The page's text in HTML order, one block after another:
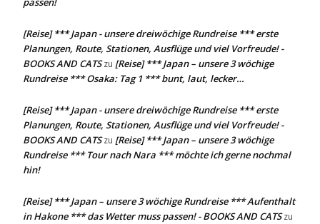
[Reise] *** Japan - unsere dreiwöchige Rundreise *** erste
Planungen, Route, Stationen, Ausflüge und viel Vorfreude! -
BOOKS AND CATSzu [Reise] *** Japan – unsere 3 wöchige
Rundreise *** Osaka: Tag 1 *** bunt, laut, lecker…
[Reise] *** Japan - unsere dreiwöchige Rundreise *** erste
Planungen, Route, Stationen, Ausflüge und viel Vorfreude! -
BOOKS AND CATSzu [Reise] *** Japan – unsere 3 wöchige
Rundreise *** Tour nach Nara *** möchte ich gerne nochmal
hin!
[Reise] *** Japan – unsere 3 wöchige Rundreise *** Aufenthalt
in Hakone *** das Wetter muss passen! - BOOKS AND CATSzu